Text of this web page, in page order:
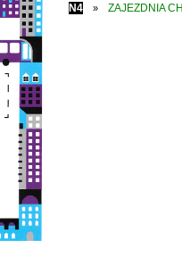
N4
» ZAJEZDNIA